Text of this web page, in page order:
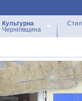
Культурна
Чернігівщина